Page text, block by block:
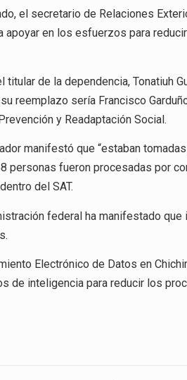
el secretario de Relaciones
en los esfuerzos para
de la dependencia, Tonatiuh
reemplazo sería Francisco
y Readaptación Social.
manifestó que “estaban
personas fueron procesadas por
del SAT.
federal ha manifestado
Electrónico de Datos en
de inteligencia para reducir los